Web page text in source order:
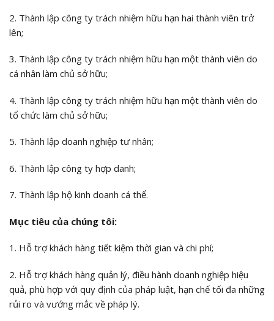
2. Thành lập công ty trách nhiệm hữu hạn hai thành viên trở
lên;
3. Thành lập công ty trách nhiệm hữu hạn một thành viên do
cá nhân làm chủ sở hữu;
4. Thành lập công ty trách nhiệm hữu hạn một thành viên do
tổ chức làm chủ sở hữu;
5. Thành lập doanh nghiệp tư nhân;
6. Thành lập công ty hợp danh;
7. Thành lập hộ kinh doanh cá thể.
Mục tiêu của chúng tôi:
1. Hỗ trợ khách hàng tiết kiệm thời gian và chi phí;
2. Hỗ trợ khách hàng quản lý, điều hành doanh nghiệp hiệu
quả, phù hợp với quy định của pháp luật, hạn chế tối đa những
rủi ro và vướng mắc về pháp lý.